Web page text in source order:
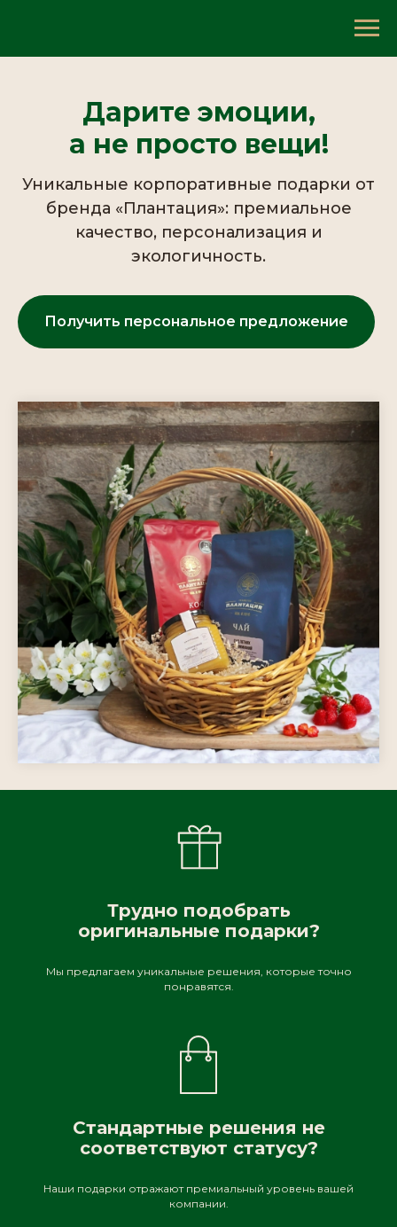
Дарите эмоции,
а не просто вещи!
Уникальные корпоративные подарки от
бренда «Плантация»: премиальное
качество, персонализация и
экологичность.
Получить персональное предложение
Трудно подобрать
оригинальные подарки?
Мы предлагаем уникальные решения, которые точно
понравятся.
Стандартные решения не
соответствуют статусу?
Наши подарки отражают премиальный уровень вашей
компании.